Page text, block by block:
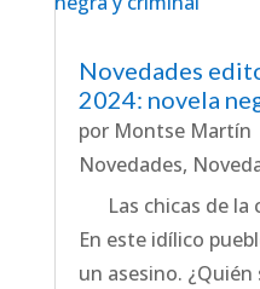
Novedades
2024: novela
por Montse Martín
Novedades,
Las chicas de la
En este idílico
un asesino.